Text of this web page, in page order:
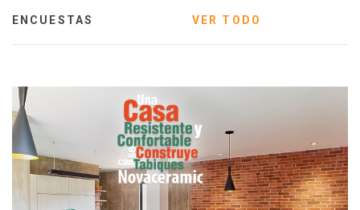
ENCUESTAS VER TODO